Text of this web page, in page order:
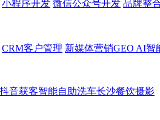
小程序开发 微信公众号开发 品牌整
CRM客户管理 新媒体营销GEO AI智
抖音获客智能自助洗车长沙餐饮摄影